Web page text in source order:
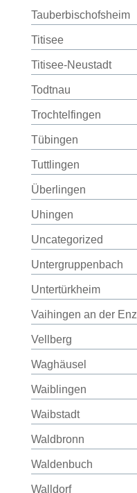
Tauberbischofsheim
Titisee
Titisee-Neustadt
Todtnau
Trochtelfingen
Tübingen
Tuttlingen
Überlingen
Uhingen
Uncategorized
Untergruppenbach
Untertürkheim
Vaihingen an der Enz
Vellberg
Waghäusel
Waiblingen
Waibstadt
Waldbronn
Waldenbuch
Walldorf